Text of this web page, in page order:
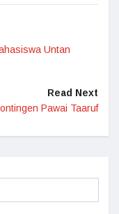
Untan
Read Next
Pawai Taaruf